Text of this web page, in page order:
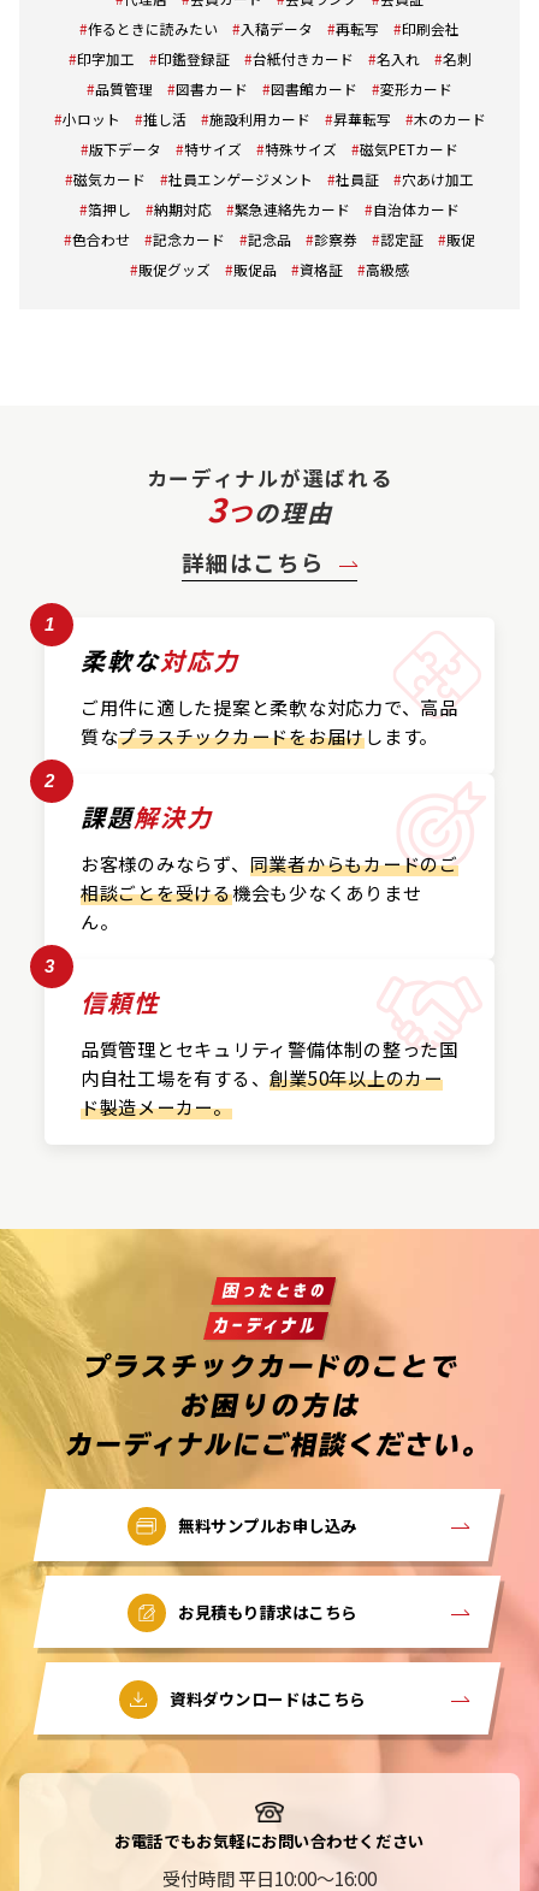
作るときに読みたい
入稿データ 再転写
印刷会社
印字加工
印鑑登録証 台紙付きカード 名入れ
名刺
品質管理
図書カード 図書館カード
変形カード
小ロット
推し活 施設利用カード 昇華転写
木のカード
版下データ
特サイズ 特殊サイズ
磁気PETカード
磁気カード
社員エンゲージメント 社員証
穴あけ加工
箔押し
納期対応 緊急連絡先カード
自治体カード
色合わせ
記念カード 記念品 診察券 認定証
販促
販促グッズ
販促品 資格証 高級感
カーディナルが選ばれる
3つの理由
詳細はこちら
1
柔軟な対応力
ご用件に適した提案と柔軟な対応力で、高品
質なプラスチックカードをお届けします。
2
課題解決力
お客様のみならず、 同業者からもカードのご
相談ごとを受ける機会も少なくありませ
ん。
3
信頼性
品質管理とセキュリティ警備体制の整った国
内自社工場を有する、創業50年以上のカー
ド製造メーカー。
無料サンプルお申し込み
お見積もり請求はこちら
資料ダウンロードはこちら
お電話でもお気軽にお問い合わせください
受付時間 平日10:00～16:00